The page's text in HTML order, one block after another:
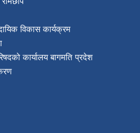
विकास कार्यक्रम
कार्यालय बागमति प्रदेश